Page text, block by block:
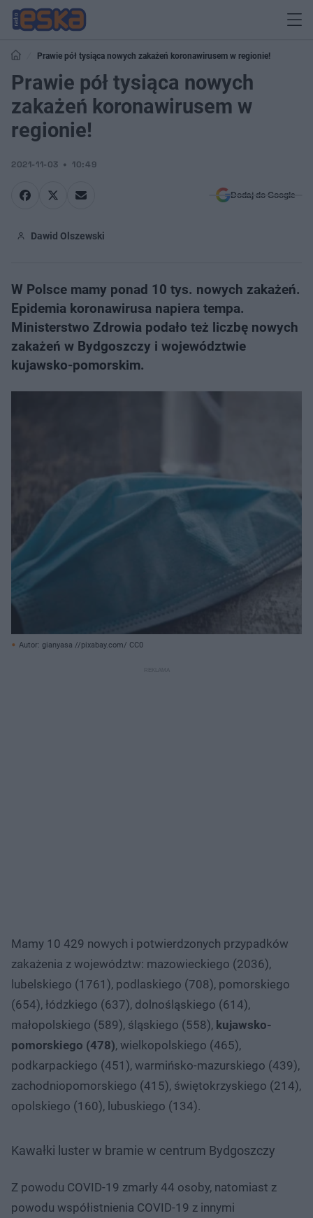
Prawie pół tysiąca nowych zakażeń koronawirusem w regionie!
Prawie pół tysiąca nowych
zakażeń koronawirusem w
regionie!
2021-11-03 10:49
Dodaj do Google
Dawid Olszewski
W Polsce mamy ponad 10 tys. nowych zakażeń.
Epidemia koronawirusa napiera tempa.
Ministerstwo Zdrowia podało też liczbę nowych
zakażeń w Bydgoszczy i województwie
kujawsko-pomorskim.
Autor: gianyasa //pixabay.com/ CC0
Mamy 10 429 nowych i potwierdzonych przypadków
zakażenia z województw: mazowieckiego (2036),
lubelskiego (1761), podlaskiego (708), pomorskiego
(654), łódzkiego (637), dolnośląskiego (614),
małopolskiego (589), śląskiego (558), kujawsko-
pomorskiego (478), wielkopolskiego (465),
podkarpackiego (451), warmińsko-mazurskiego (439),
zachodniopomorskiego (415), świętokrzyskiego (214),
opolskiego (160), lubuskiego (134).
Kawałki luster w bramie w centrum Bydgoszczy
Z powodu COVID-19 zmarły 44 osoby, natomiast z
powodu współistnienia COVID-19 z innymi